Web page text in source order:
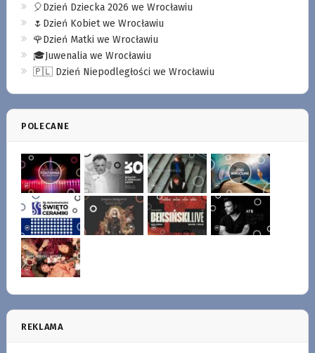
🎈Dzień Dziecka 2026 we Wrocławiu
🌷Dzień Kobiet we Wrocławiu
🌹Dzień Matki we Wrocławiu
🎓Juwenalia we Wrocławiu
🇵🇱 Dzień Niepodległości we Wrocławiu
POLECANE
REKLAMA